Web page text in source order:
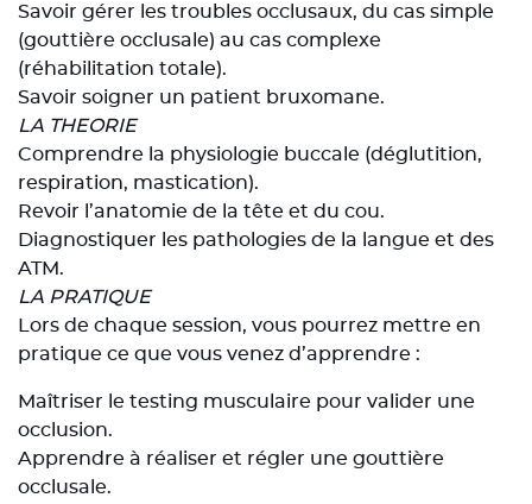
Savoir gérer les troubles occlusaux, du cas simple
(gouttière occlusale) au cas complexe
(réhabilitation totale).
Savoir soigner un patient bruxomane.
LA THEORIE
Comprendre la physiologie buccale (déglutition,
respiration, mastication).
Revoir l’anatomie de la tête et du cou.
Diagnostiquer les pathologies de la langue et des
ATM.
LA PRATIQUE
Lors de chaque session, vous pourrez mettre en
pratique ce que vous venez d’apprendre :
Maîtriser le testing musculaire pour valider une
occlusion.
Apprendre à réaliser et régler une gouttière
occlusale.